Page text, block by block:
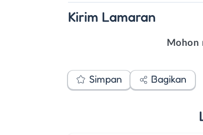
Kirim Lamaran
Mohon
Simpan Bagikan